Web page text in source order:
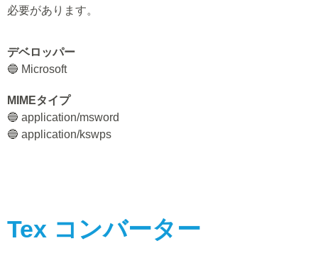
必要があります。
デベロッパー
🔵 Microsoft
MIMEタイプ
🔵 application/msword
🔵 application/kswps
Tex コンバーター